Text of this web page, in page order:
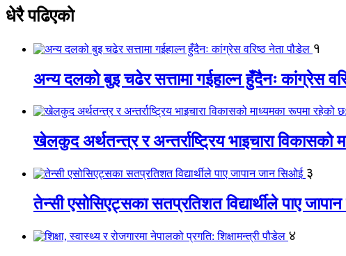
धेरै पढिएको
१
अन्य दलको बुइ चढेर सत्तामा गईहाल्न हुँदैनः कांग्रेस
खेलकुद अर्थतन्त्र र अन्तर्राष्ट्रिय भाइचारा
३
तेन्सी एसोसिएट्सका सतप्रतिशत विद्यार्थीले पाए
४